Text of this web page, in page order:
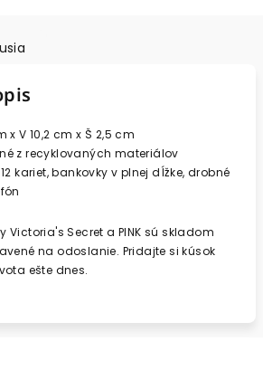
x V 10,2 cm x Š 2,5 cm
z recyklovaných materiálov
kariet, bankovky v plnej dĺžke, drobné
Victoria's Secret a PINK sú skladom
na odoslanie. Pridajte si kúsok
ešte dnes.